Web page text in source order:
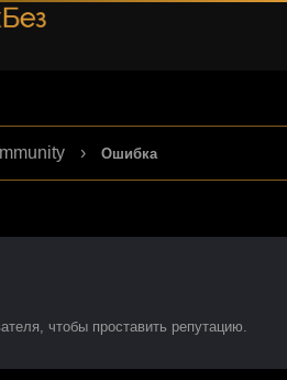
› Ошибка
чтобы проставить репутацию.